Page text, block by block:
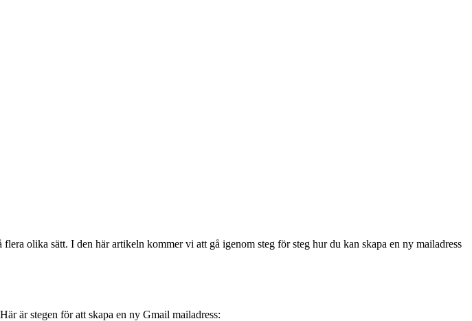
olika sätt. I den här artikeln kommer vi att gå igenom steg för steg hur du kan skapa en ny mailadress
är stegen för att skapa en ny Gmail mailadress: